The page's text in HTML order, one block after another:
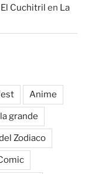
Cuchitril en La
Anime
grande
Zodiaco